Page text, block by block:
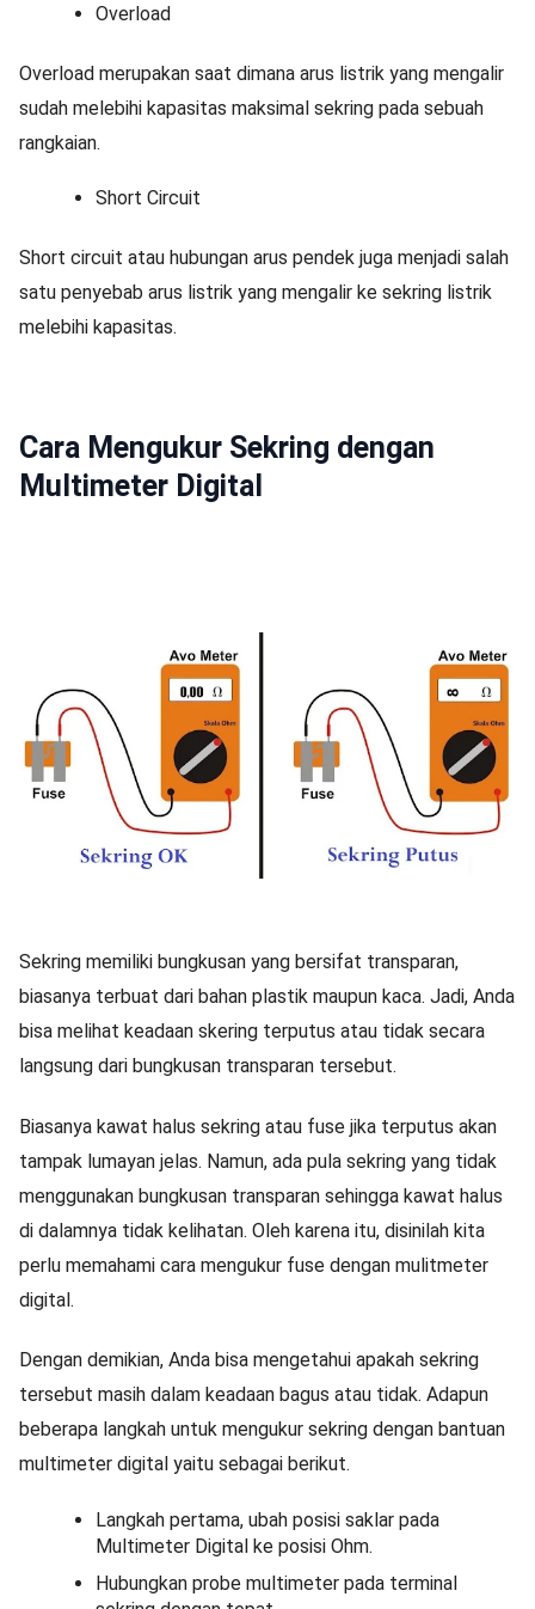
Overload
Overload merupakan saat dimana arus listrik yang mengalir
sudah melebihi kapasitas maksimal sekring pada sebuah
rangkaian.
Short Circuit
Short circuit atau hubungan arus pendek juga menjadi salah
satu penyebab arus listrik yang mengalir ke sekring listrik
melebihi kapasitas.
Cara Mengukur Sekring dengan
Multimeter Digital
Sekring memiliki bungkusan yang bersifat transparan,
biasanya terbuat dari bahan plastik maupun kaca. Jadi, Anda
bisa melihat keadaan skering terputus atau tidak secara
langsung dari bungkusan transparan tersebut.
Biasanya kawat halus sekring atau fuse jika terputus akan
tampak lumayan jelas. Namun, ada pula sekring yang tidak
menggunakan bungkusan transparan sehingga kawat halus
di dalamnya tidak kelihatan. Oleh karena itu, disinilah kita
perlu memahami cara mengukur fuse dengan mulitmeter
digital.
Dengan demikian, Anda bisa mengetahui apakah sekring
tersebut masih dalam keadaan bagus atau tidak. Adapun
beberapa langkah untuk mengukur sekring dengan bantuan
multimeter digital yaitu sebagai berikut.
Langkah pertama, ubah posisi saklar pada
Multimeter Digital ke posisi Ohm.
Hubungkan probe multimeter pada terminal